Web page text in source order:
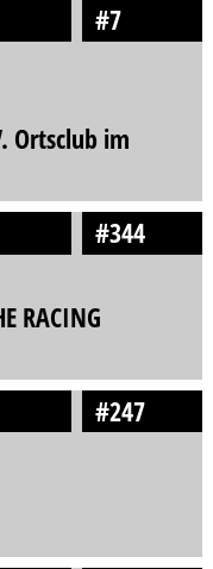
#7
Ortsclub im
#344
RACING
#247